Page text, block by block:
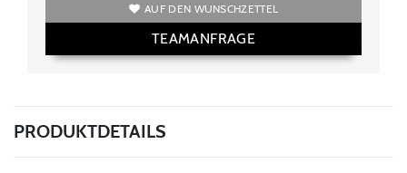
AUF DEN WUNSCHZETTEL
TEAMANFRAGE
PRODUKTDETAILS